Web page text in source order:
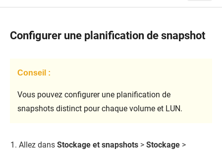
Configurer une planification de snapshot
Conseil :
Vous pouvez configurer une planification de
snapshots distinct pour chaque volume et LUN.
Allez dans Stockage et snapshots > Stockage >